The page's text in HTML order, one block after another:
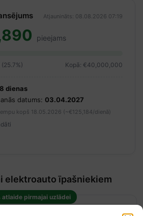
Atjaunināts: 08.08.2026 07:19
pieejams
Kopā: €40,000,000
dienas
datums: 03.04.2027
kopš 18.05.2026 (~€125,184/dienā)
elektroauto īpašniekiem
atlaide pirmajai uzlādei